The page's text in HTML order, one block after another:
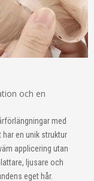
och en
med
en unik struktur
applicering utan
ljusare och
eget hår.